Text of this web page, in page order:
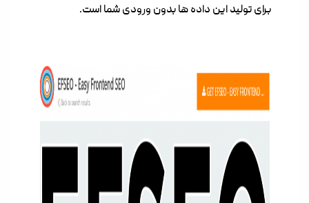
برای تولید این داده ها بدون ورودی شما است.